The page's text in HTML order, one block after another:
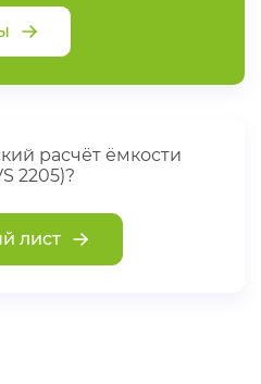
расчёт ёмкости
2205)?
лист